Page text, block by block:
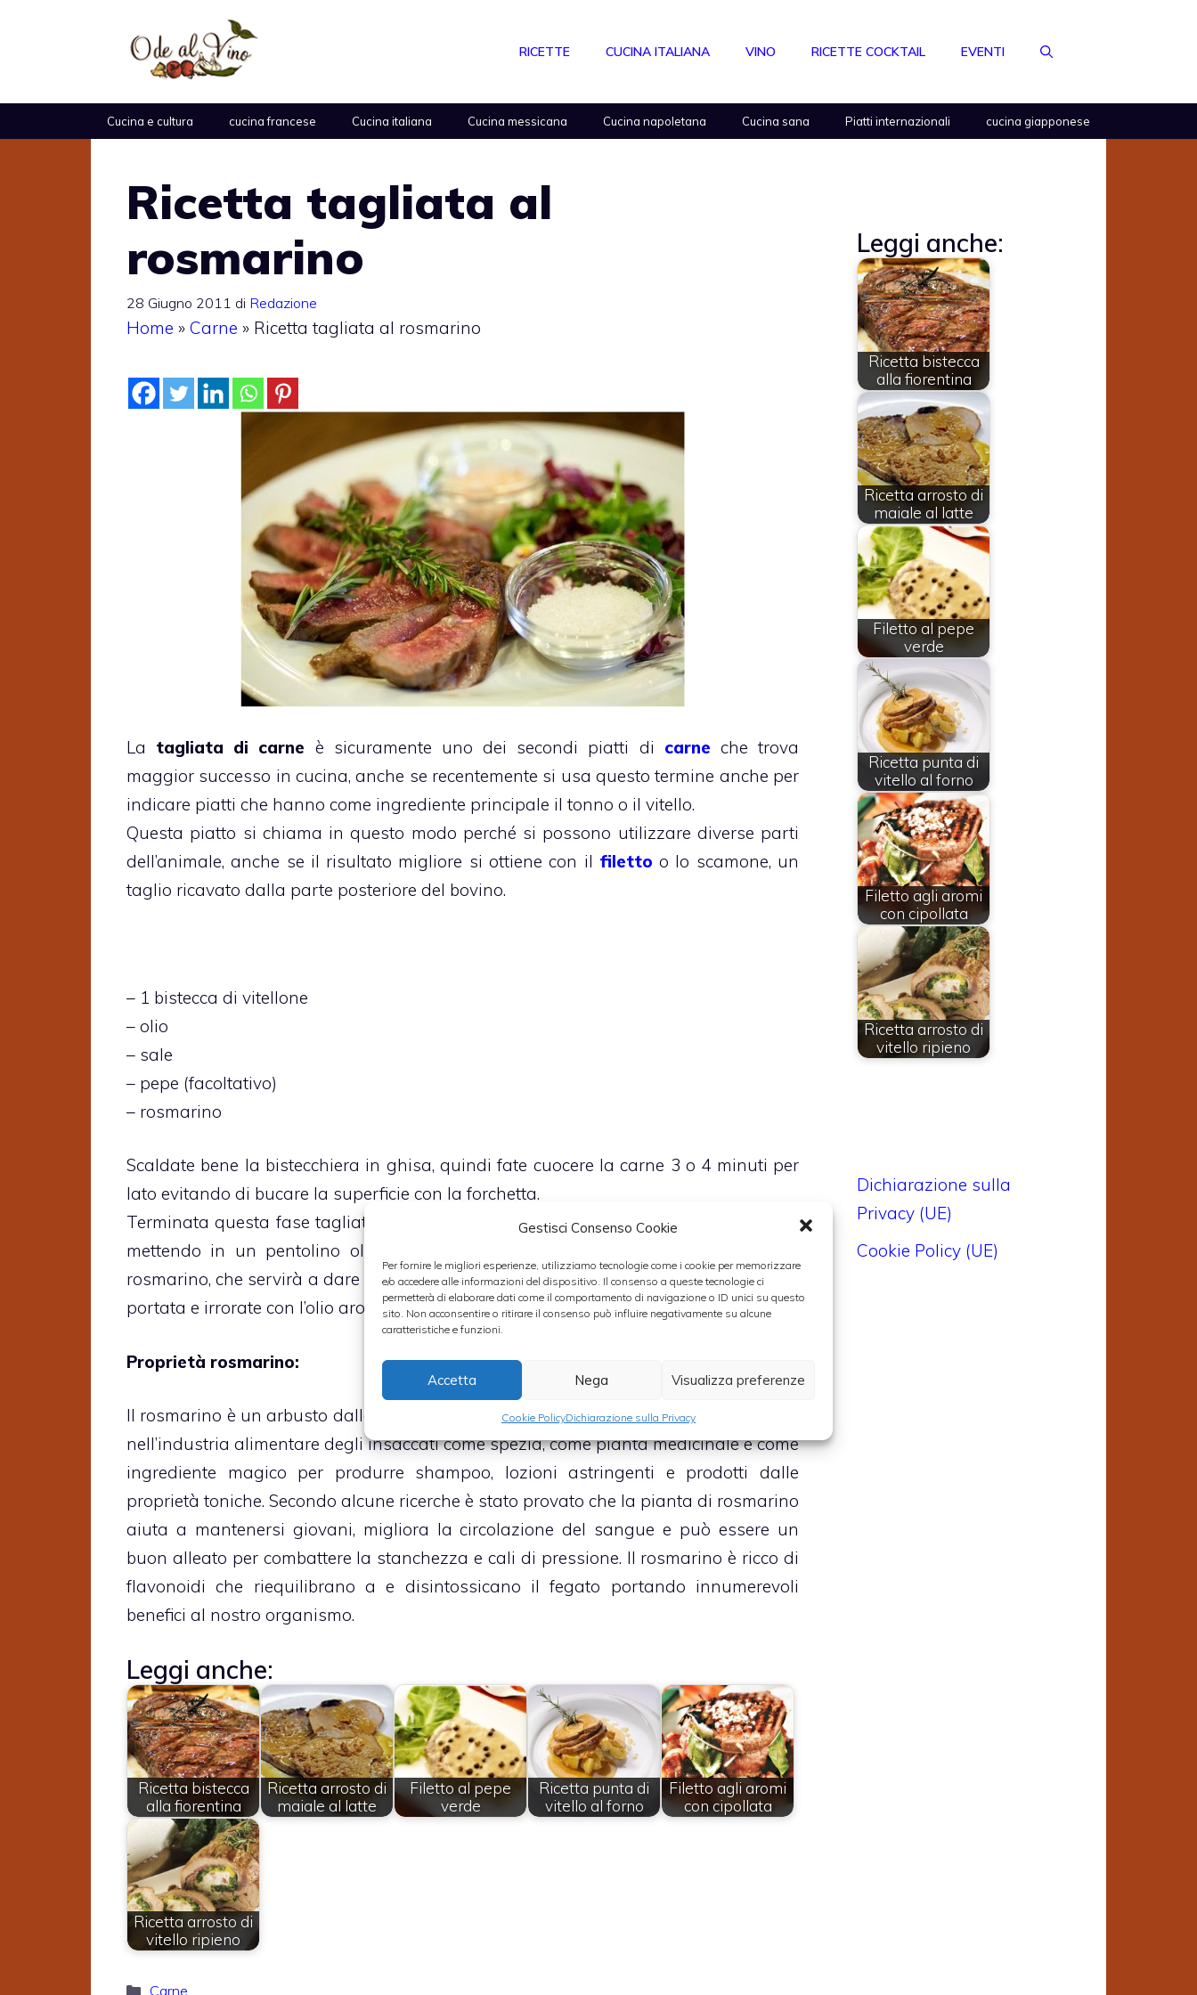
Gestisci Consenso Cookie
Per fornire le migliori esperienze, utilizziamo tecnologie come i cookie per memorizzare
e/o accedere alle informazioni del dispositivo. Il consenso a queste tecnologie ci
permetterà di elaborare dati come il comportamento di navigazione o ID unici su questo
sito. Non acconsentire o ritirare il consenso può influire negativamente su alcune
caratteristiche e funzioni.
Accetta Nega Visualizza preferenze
Cookie PolicyDichiarazione sulla Privacy
RICETTE CUCINA ITALIANA VINO RICETTE COCKTAIL EVENTI
Cucina e cultura cucina francese Cucina italiana Cucina messicana Cucina napoletana Cucina sana Piatti internazionali cucina giapponese
Ricetta tagliata al
rosmarino
28 Giugno 2011 di Redazione
Home » Carne » Ricetta tagliata al rosmarino
La tagliata di carne è sicuramente uno dei secondi piatti di carne che trova
maggior successo in cucina, anche se recentemente si usa questo termine anche per
indicare piatti che hanno come ingrediente principale il tonno o il vitello.
Questa piatto si chiama in questo modo perché si possono utilizzare diverse parti
dell’animale, anche se il risultato migliore si ottiene con il filetto o lo scamone, un
taglio ricavato dalla parte posteriore del bovino.
– 1 bistecca di vitellone
– olio
– sale
– pepe (facoltativo)
– rosmarino
Scaldate bene la bistecchiera in ghisa, quindi fate cuocere la carne 3 o 4 minuti per
lato evitando di bucare la superficie con la forchetta.
Terminata questa fase tagliate la bistecca a fettine sottili e preparate il condimento
mettendo in un pentolino olio extravergine di oliva, sale, pepe e un rametto di
rosmarino, che servirà a dare profumo alla salsa. Disponete la carne su un piatto da
portata e irrorate con l’olio aromatizzato caldissimo.
Proprietà rosmarino:
Il rosmarino è un arbusto dalle molteplici funzioni, infatti viene impiegato in cucina o
nell’industria alimentare degli insaccati come spezia, come pianta medicinale e come
ingrediente magico per produrre shampoo, lozioni astringenti e prodotti dalle
proprietà toniche. Secondo alcune ricerche è stato provato che la pianta di rosmarino
aiuta a mantenersi giovani, migliora la circolazione del sangue e può essere un
buon alleato per combattere la stanchezza e cali di pressione. Il rosmarino è ricco di
flavonoidi che riequilibrano a e disintossicano il fegato portando innumerevoli
benefici al nostro organismo.
Leggi anche:
Ricetta bistecca
alla fiorentina
Ricetta arrosto di
maiale al latte
Filetto al pepe
verde
Ricetta punta di
vitello al forno
Filetto agli aromi
con cipollata
Ricetta arrosto di
vitello ripieno
Categorie
Carne
Leggi anche:
Ricetta bistecca
alla fiorentina
Ricetta arrosto di
maiale al latte
Filetto al pepe
verde
Ricetta punta di
vitello al forno
Filetto agli aromi
con cipollata
Ricetta arrosto di
vitello ripieno
Dichiarazione sulla
Privacy (UE)
Cookie Policy (UE)